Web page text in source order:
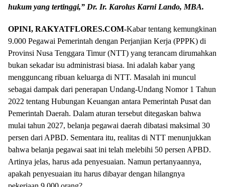
hukum yang tertinggi,” Dr. Ir. Karolus Karni Lando, MBA.
OPINI, RAKYATFLORES.COM-Kabar tentang kemungkinan
9.000 Pegawai Pemerintah dengan Perjanjian Kerja (PPPK) di
Provinsi Nusa Tenggara Timur (NTT) yang terancam dirumahkan
bukan sekadar isu administrasi biasa. Ini adalah kabar yang
mengguncang ribuan keluarga di NTT. Masalah ini muncul
sebagai dampak dari penerapan Undang-Undang Nomor 1 Tahun
2022 tentang Hubungan Keuangan antara Pemerintah Pusat dan
Pemerintah Daerah. Dalam aturan tersebut ditegaskan bahwa
mulai tahun 2027, belanja pegawai daerah dibatasi maksimal 30
persen dari APBD. Sementara itu, realitas di NTT menunjukkan
bahwa belanja pegawai saat ini telah melebihi 50 persen APBD.
Artinya jelas, harus ada penyesuaian. Namun pertanyaannya,
apakah penyesuaian itu harus dibayar dengan hilangnya